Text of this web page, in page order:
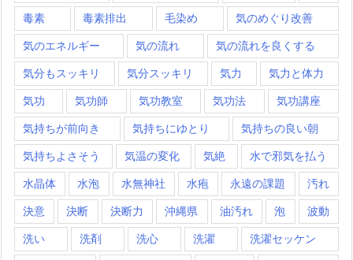
毒素 毒素排出 毛染め 気のめぐり改善
気のエネルギー 気の流れ 気の流れを良くする
気分もスッキリ 気分スッキリ 気力 気力と体力
気功 気功師 気功教室 気功法 気功講座
気持ちが前向き 気持ちにゆとり 気持ちの良い朝
気持ちよさそう 気温の変化 気絶 水で邪気を払う
水晶体 水泡 水無神社 水疱 永遠の課題 汚れ
決意 決断 決断力 沖縄県 油汚れ 泡 波動
洗い 洗剤 洗心 洗濯 洗濯セッケン